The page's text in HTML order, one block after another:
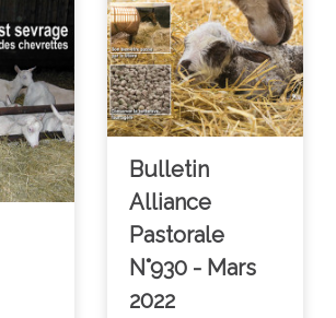
Bulletin
Alliance
Pastorale
N°930 - Mars
2022